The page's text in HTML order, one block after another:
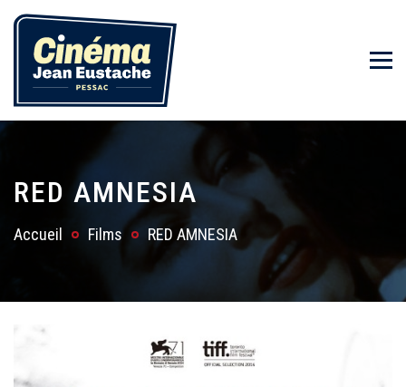
RED AMNESIA
Accueil Films RED AMNESIA